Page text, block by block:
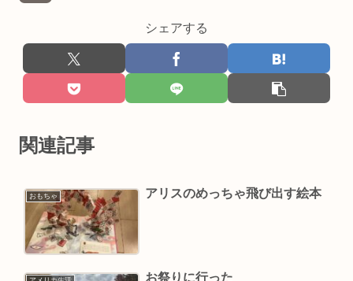
シェアする
関連記事
おもちゃ アリスのめっちゃ飛び出す絵本
お祭りに行った